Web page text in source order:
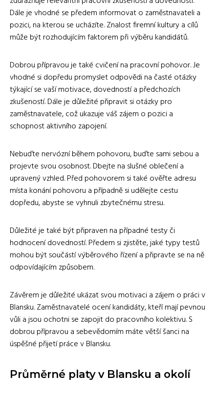
Dále je vhodné se předem informovat o zaměstnavateli a
pozici, na kterou se ucházíte. Znalost firemní kultury a cílů
může být rozhodujícím faktorem při výběru kandidátů.
Dobrou přípravou je také cvičení na pracovní pohovor. Je
vhodné si dopředu promyslet odpovědi na časté otázky
týkající se vaší motivace, dovedností a předchozích
zkušeností. Dále je důležité připravit si otázky pro
zaměstnavatele, což ukazuje váš zájem o pozici a
schopnost aktivního zapojení.
Nebuďte nervózní během pohovoru, buďte sami sebou a
projevte svou osobnost. Dbejte na slušné oblečení a
upravený vzhled. Před pohovorem si také ověřte adresu
místa konání pohovoru a případně si udělejte cestu
dopředu, abyste se vyhnuli zbytečnému stresu.
Důležité je také být připraven na případné testy či
hodnocení dovedností. Předem si zjistěte, jaké typy testů
mohou být součástí výběrového řízení a připravte se na ně
odpovídajícím způsobem.
Závěrem je důležité ukázat svou motivaci a zájem o práci v
Blansku. Zaměstnavatelé ocení kandidáty, kteří mají pevnou
vůli a jsou ochotni se zapojit do pracovního kolektivu. S
dobrou přípravou a sebevědomím máte větší šanci na
úspěšné přijetí práce v Blansku.
Průměrné platy v Blansku a okolí